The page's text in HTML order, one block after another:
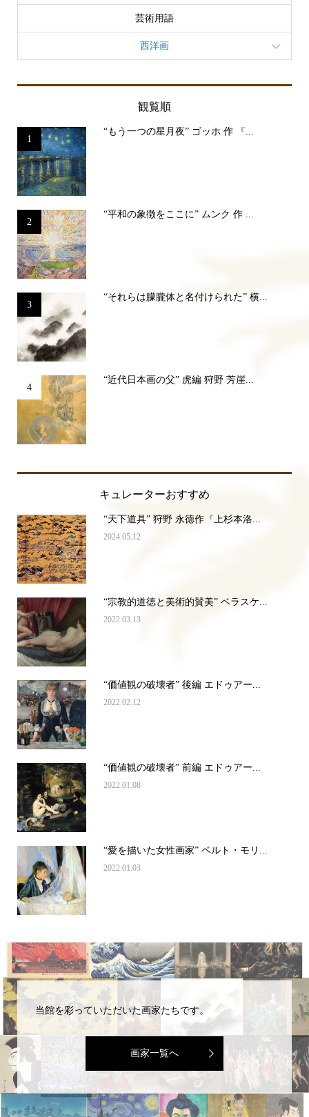
芸術用語
西洋画
観覧順
1
“もう一つの星月夜” ゴッホ 作 『...
2
“平和の象徴をここに” ムンク 作 ...
3
“それらは朦朧体と名付けられた” 横...
4
“近代日本画の父” 虎編 狩野 芳崖...
キュレーターおすすめ
“天下道具” 狩野 永徳作『上杉本洛...
2024.05.12
“宗教的道徳と美術的賛美” ベラスケ...
2022.03.13
“価値観の破壊者” 後編 エドゥアー...
2022.02.12
“価値観の破壊者” 前編 エドゥアー...
2022.01.08
“愛を描いた女性画家” ベルト・モリ...
2022.01.03
当館を彩っていただいた画家たちです。
画家一覧へ